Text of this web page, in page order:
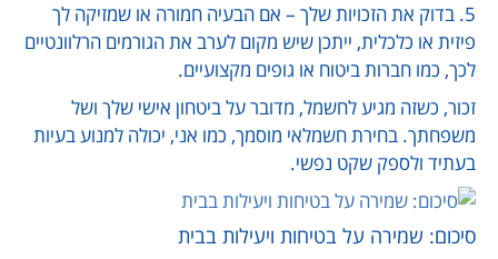
5. בדוק את הזכויות שלך – אם הבעיה חמורה או שמזיקה לך
פיזית או כלכלית, ייתכן שיש מקום לערב את הגורמים הרלוונטיים
לכך, כמו חברות ביטוח או גופים מקצועיים.
זכור, כשזה מגיע לחשמל, מדובר על ביטחון אישי שלך ושל
משפחתך. בחירת חשמלאי מוסמך, כמו אני, יכולה למנוע בעיות
בעתיד ולספק שקט נפשי.
סיכום: שמירה על בטיחות ויעילות בבית